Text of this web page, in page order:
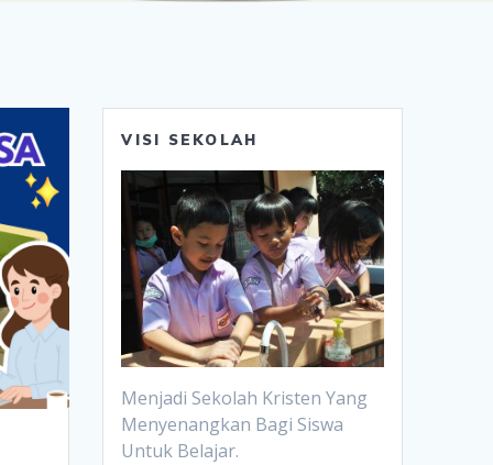
VISI SEKOLAH
Menjadi Sekolah Kristen Yang
Menyenangkan Bagi Siswa
Untuk Belajar.